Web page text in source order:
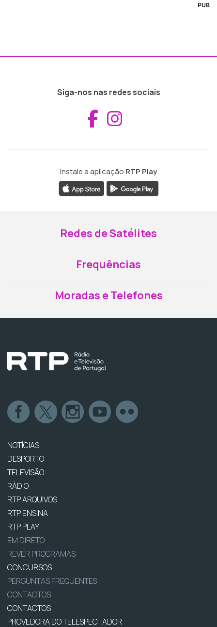
PUB
Siga-nos nas redes sociais
Aceder ao
Instale a aplicação RTP Play
Redes de Satélites
Frequências
Moradas e Telefones
NOTÍCIAS
DESPORTO
TELEVISÃO
RÁDIO
RTP ARQUIVOS
RTP ENSINA
RTP PLAY
EM DIRETO
REVER PROGRAMAS
CONCURSOS
PERGUNTAS FREQUENTES
CONTACTOS
CONTACTOS
PROVEDORA DO TELESPECTADOR